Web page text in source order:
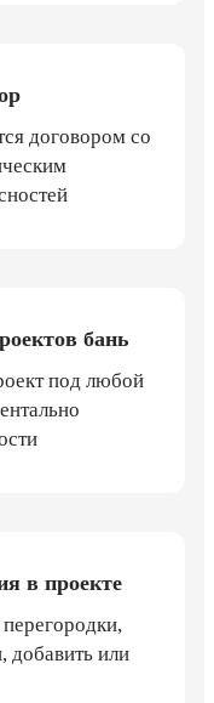
договором со
бань
под любой
в проекте
добавить или